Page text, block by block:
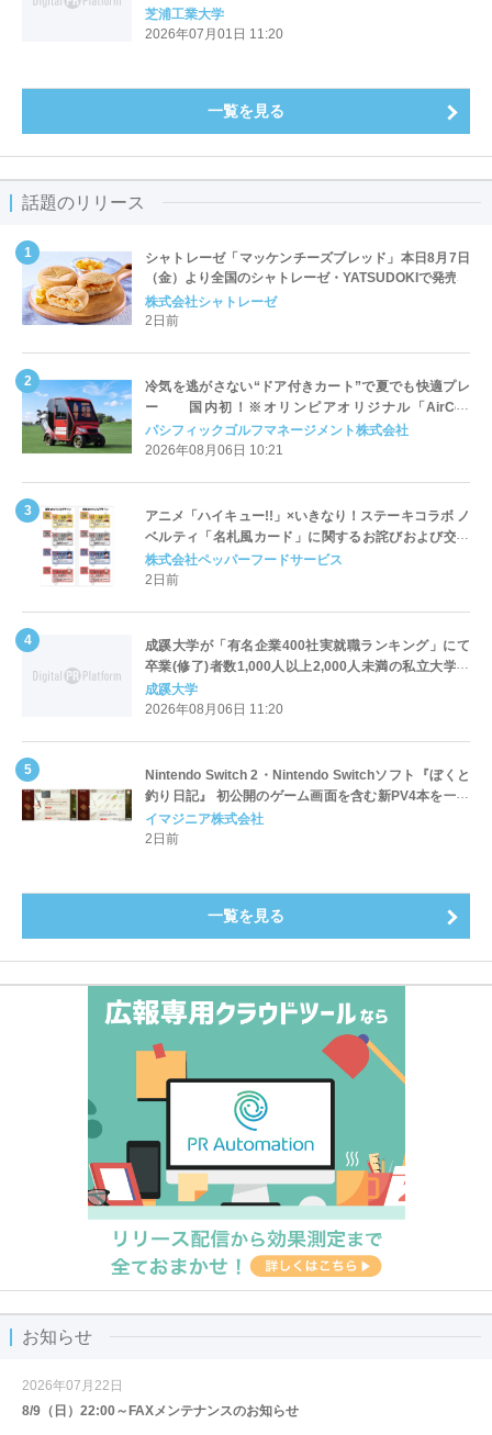
芝浦工業大学
2026年07月01日 11:20
一覧を見る
話題のリリース
シャトレーゼ「マッケンチーズブレッド」本日8月7日
（金）より全国のシャトレーゼ・YATSUDOKIで発売
株式会社シャトレーゼ
2日前
冷気を逃がさない“ドア付きカート”で夏でも快適プレ
ー 国内初！※オリンピアオリジナル「AirCon
Cart（エアコンカート）」導入 | ＰＧＭ
パシフィックゴルフマネージメント株式会社
2026年08月06日 10:21
アニメ「ハイキュー!!」×いきなり！ステーキコラボ ノ
ベルティ「名札風カード」に関するお詫びおよび交換
対応についてのご案内
株式会社ペッパーフードサービス
2日前
成蹊大学が「有名企業400社実就職ランキング」にて
卒業(修了)者数1,000人以上2,000人未満の私立大学で
全国第1位を獲得！～実就職率は26.5%（前年比＋
4.3pt）に伸長、東京の私立大学でも10位にランクイン
成蹊大学
2026年08月06日 11:20
Nintendo Switch 2・Nintendo Switchソフト『ぼくと
釣り日記』 初公開のゲーム画面を含む新PV4本を一挙
公開！
イマジニア株式会社
2日前
一覧を見る
お知らせ
2026年07月22日
8/9（日）22:00～FAXメンテナンスのお知らせ